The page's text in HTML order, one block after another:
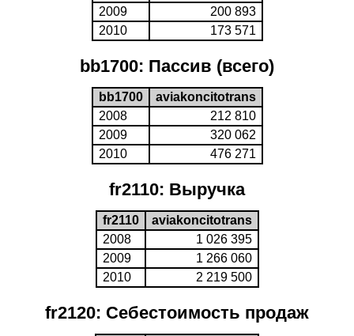
2009
200 893
2010
173 571
bb1700: Пассив (всего)
bb1700
aviakoncitotrans
2008
212 810
2009
320 062
2010
476 271
fr2110: Выручка
fr2110
aviakoncitotrans
2008
1 026 395
2009
1 266 060
2010
2 219 500
fr2120: Себестоимость продаж